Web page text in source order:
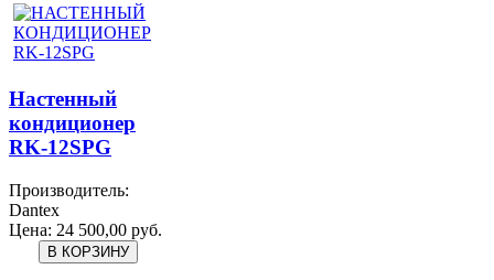
Настенный
кондиционер
RK-12SPG
Производитель:
Dantex
Цена: 24 500,00 руб.